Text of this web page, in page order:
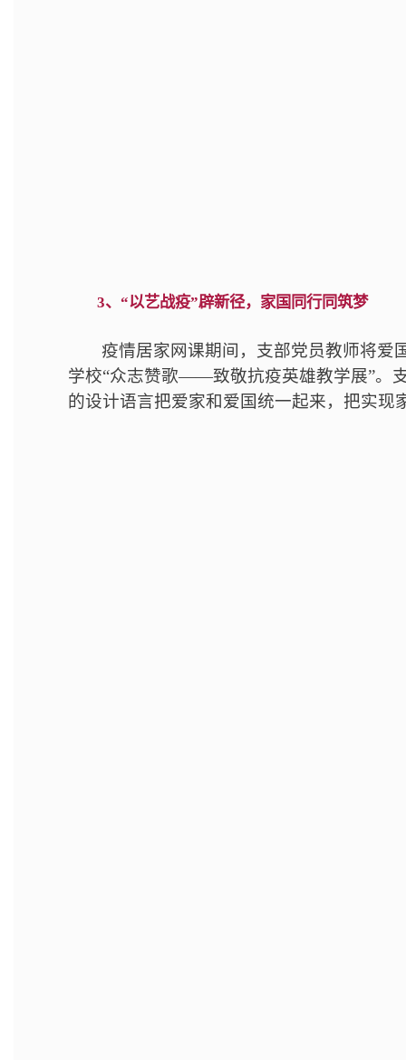
3、“以艺战疫”辟新径，家国同行同筑梦
疫情居家网课期间，支部党员教师将爱
学校“众志赞歌——致敬抗疫英雄教学展”。
的设计语言把爱家和爱国统一起来，把实现